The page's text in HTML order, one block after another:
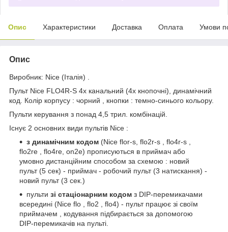
Опис Характеристики Доставка Оплата Умови
Опис
Виробник: Nice (Італія) .
Пульт Nice FLO4R-S 4х канальний (4х кнопочні), динамічний
код. Колір корпусу : чорний , кнопки : темно-синього кольору.
Пульти керування з понад 4,5 трил. комбінацій.
Існує 2 основних види пультів Nice :
з динамічним кодом (Nice flor-s, flo2r-s , flo4r-s ,
flo2re , flo4re, on2e) прописуються в приймач або
умовно дистанційним способом за схемою : новий
пульт (5 сек) - приймач - робочий пульт (3 натискання) -
новий пульт (3 сек.)
пульти зі стаціонарним кодом з DIP-перемикачами
всередині (Nice flo , flo2 , flo4) - пульт працює зі своїм
приймачем , кодування підбирається за допомогою
DIP-перемикачів на пульті.